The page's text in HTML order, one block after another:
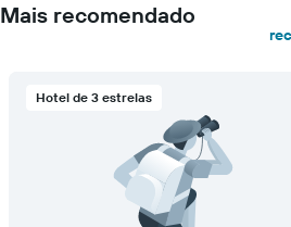
Mais recomendado
Hotel de 3 estrelas